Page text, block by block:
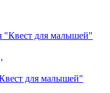
для малышей"